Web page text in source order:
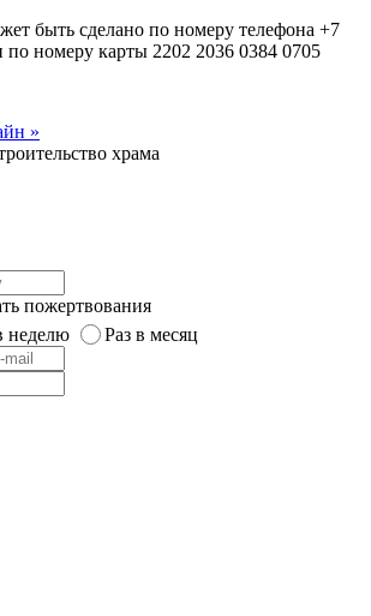
быть сделано по номеру телефона +7
по номеру карты 2202 2036 0384 0705
»
храма
пожертвования
неделю Раз в месяц